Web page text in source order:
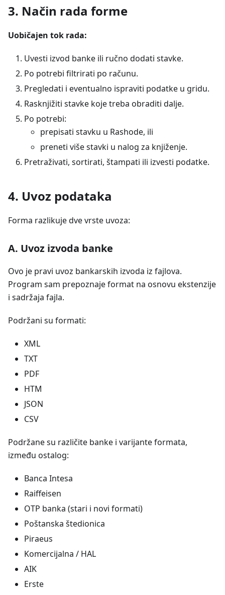
3. Način rada forme
Uobičajen tok rada:
Uvesti izvod banke ili ručno dodati stavke.
Po potrebi filtrirati po računu.
Pregledati i eventualno ispraviti podatke u gridu.
Rasknjižiti stavke koje treba obraditi dalje.
Po potrebi:
prepisati stavku u Rashode, ili
preneti više stavki u nalog za knjiženje.
Pretraživati, sortirati, štampati ili izvesti podatke.
4. Uvoz podataka
Forma razlikuje dve vrste uvoza:
A. Uvoz izvoda banke
Ovo je pravi uvoz bankarskih izvoda iz fajlova.
Program sam prepoznaje format na osnovu ekstenzije
i sadržaja fajla.
Podržani su formati:
XML
TXT
PDF
HTM
JSON
CSV
Podržane su različite banke i varijante formata,
između ostalog:
Banca Intesa
Raiffeisen
OTP banka (stari i novi formati)
Poštanska štedionica
Piraeus
Komercijalna / HAL
AIK
Erste